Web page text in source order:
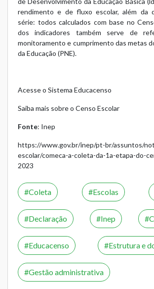
rendimento e de fluxo escolar, além da
série: todos calculados com base no
dos indicadores também serve de
monitoramento e cumprimento das metas
da Educação (PNE).
Acesse o Sistema Educacenso
Saiba mais sobre o Censo Escolar
Fonte: Inep
https://www.gov.br/inep/pt-br/assuntos/
escolar/comeca-a-coleta-da-1a-etapa-do-
2023
Coleta Escolas
Declaração Inep
Educacenso Estrutura e
Gestão administrativa